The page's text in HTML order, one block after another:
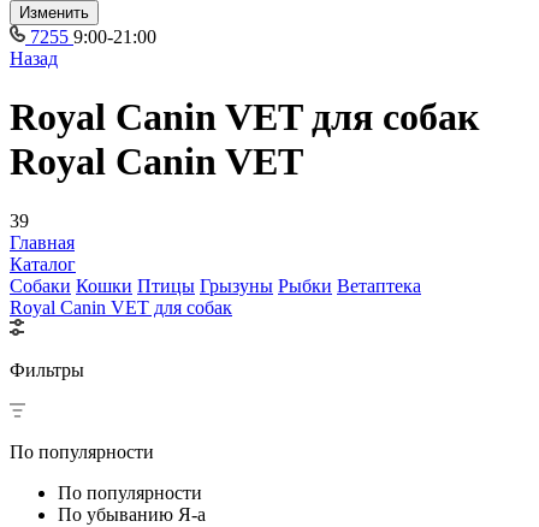
Изменить
7255 9:00-21:00
Назад
Royal Canin VET для собак
Royal Canin VET
39
Главная
Каталог
Собаки Кошки Птицы Грызуны Рыбки Ветаптека
Royal Canin VET для собак
Фильтры
По популярности
По популярности
По убыванию Я-а